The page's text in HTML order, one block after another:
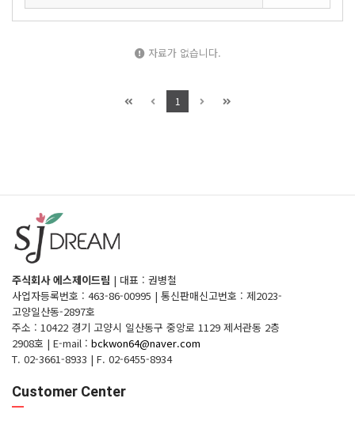
자료가 없습니다.
1
주식회사 에스제이드림 | 대표 : 권병철
사업자등록번호 : 463-86-00995 | 통신판매신고번호 : 제2023-
고양일산동-2897호
주소 : 10422 경기 고양시 일산동구 중앙로 1129 제서관동 2층
2908호 | E-mail : bckwon64@naver.com
T. 02-3661-8933 | F. 02-6455-8934
Customer Center